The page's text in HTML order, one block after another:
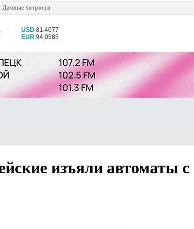
Дачные хитрости
USD 81.4077
EUR 94.0585
изъяли автоматы с